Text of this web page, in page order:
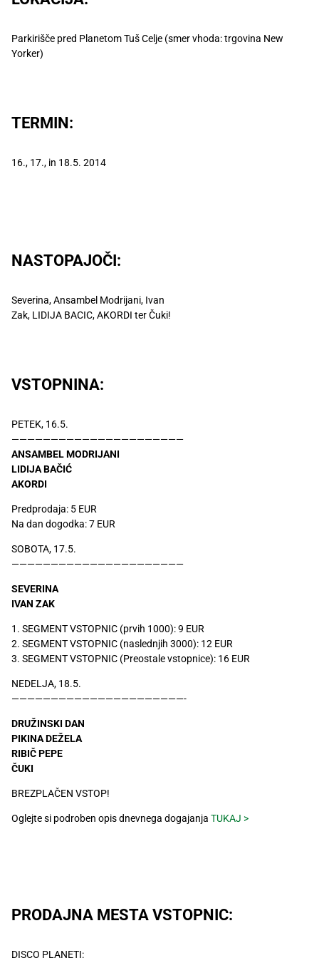
Parkirišče pred Planetom Tuš Celje (smer vhoda: trgovina New
Yorker)
TERMIN:
16., 17., in 18.5. 2014
NASTOPAJOČI:
Severina, Ansambel Modrijani, Ivan
Zak, LIDIJA BACIC, AKORDI ter Čuki!
VSTOPNINA:
PETEK, 16.5.
——————————————————————
ANSAMBEL MODRIJANI
LIDIJA BAČIĆ
AKORDI
Predprodaja: 5 EUR
Na dan dogodka: 7 EUR
SOBOTA, 17.5.
——————————————————————
SEVERINA
IVAN ZAK
1. SEGMENT VSTOPNIC (prvih 1000): 9 EUR
2. SEGMENT VSTOPNIC (naslednjih 3000): 12 EUR
3. SEGMENT VSTOPNIC (Preostale vstopnice): 16 EUR
NEDELJA, 18.5.
——————————————————————-
DRUŽINSKI DAN
PIKINA DEŽELA
RIBIČ PEPE
ČUKI
BREZPLAČEN VSTOP!
Oglejte si podroben opis dnevnega dogajanja TUKAJ >
PRODAJNA MESTA VSTOPNIC:
DISCO PLANETI: